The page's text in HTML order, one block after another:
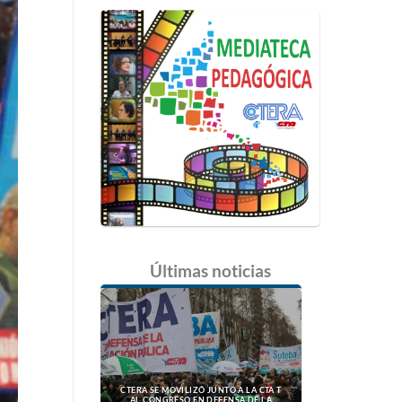
Últimas noticias
CTERA SE MOVILIZÓ JUNTO A LA CTA T